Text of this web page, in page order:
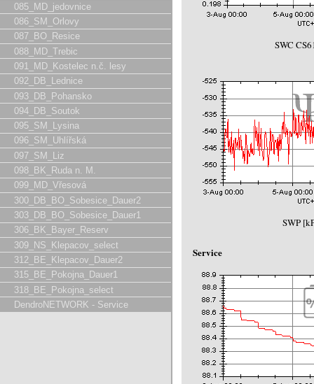
085_MD_jedovnice
086_SM_Orlovy
087_BO_Resice
088_MD_Trebic
091_MD_Kostelec n.č. lesy
092_DB_Lednice
093_DB_Pohansko
094_DB_Soutok
095_SM_Lysina
096_SM_Uhlířská
097_SM_Liz
098_BK_Ruda n. M.
099_MD_Vřesová
300_DB_BO_Sobesice_Dauer2
303_DB_BO_Sobesice_Dauer1
306_BK_Bayer_Reserv
309_NS_Klepacov_select
312_BE_Klepacov_Dauer2
315_BE_Pokojna_Dauer1
318_BE_Pokojna_select
DendroNETWORK - Service
SWC
SWP
Service